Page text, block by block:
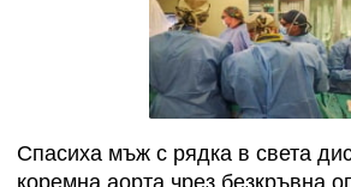
Спасиха мъж с рядка в света